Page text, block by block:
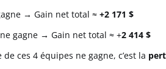
→ Gain net total ≈ +2 171 $
gagne → Gain net total ≈ +2 414 $
de ces 4 équipes ne gagne, c’est la